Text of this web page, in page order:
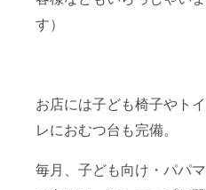
す）
お店には子ども椅子やトイ
レにおむつ台も完備。
毎月、子ども向け・パパマ